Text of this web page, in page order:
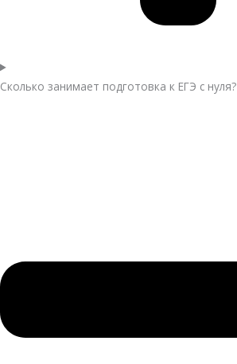
Сколько занимает подготовка к ЕГЭ с нуля?